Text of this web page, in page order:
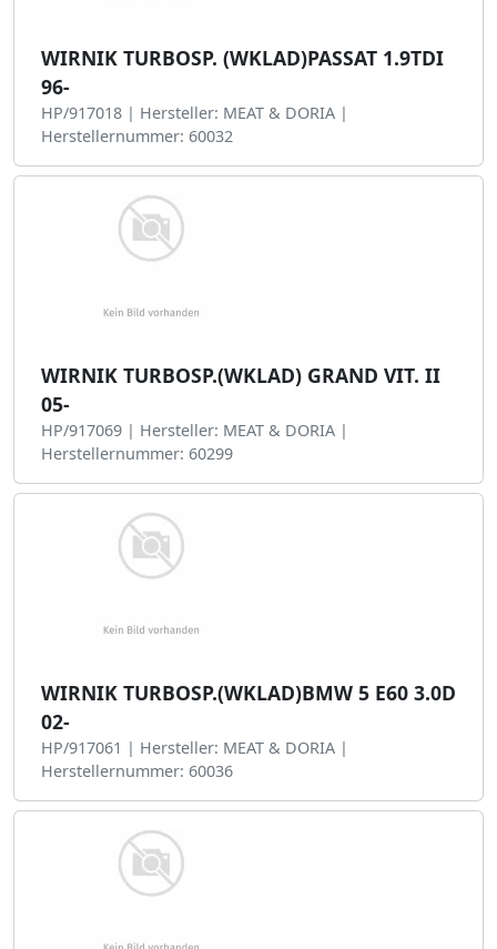
WIRNIK TURBOSP. (WKLAD)PASSAT 1.9TDI
96-
HP/917018 | Hersteller: MEAT & DORIA |
Herstellernummer: 60032
WIRNIK TURBOSP.(WKLAD) GRAND VIT. II
05-
HP/917069 | Hersteller: MEAT & DORIA |
Herstellernummer: 60299
WIRNIK TURBOSP.(WKLAD)BMW 5 E60 3.0D
02-
HP/917061 | Hersteller: MEAT & DORIA |
Herstellernummer: 60036